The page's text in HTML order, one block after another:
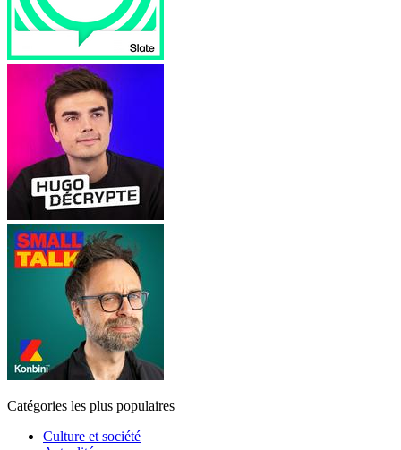
Catégories les plus populaires
Culture et société